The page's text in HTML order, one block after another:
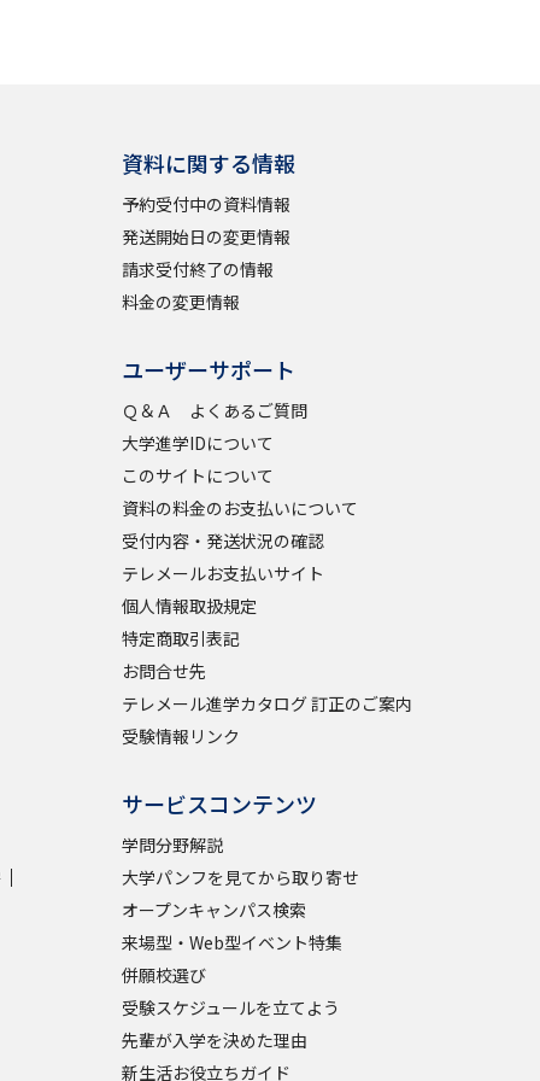
資料に関する情報
予約受付中の資料情報
発送開始日の変更情報
請求受付終了の情報
料金の変更情報
ユーザーサポート
Ｑ＆Ａ よくあるご質問
大学進学IDについて
このサイトについて
資料の料金のお支払いについて
受付内容・発送状況の確認
テレメールお支払いサイト
個人情報取扱規定
特定商取引表記
お問合せ先
テレメール進学カタログ 訂正のご案内
受験情報リンク
サービスコンテンツ
学問分野解説
大学パンフを見てから取り寄せ
オープンキャンパス検索
来場型・Web型イベント特集
併願校選び
受験スケジュールを立てよう
先輩が入学を決めた理由
新生活お役立ちガイド